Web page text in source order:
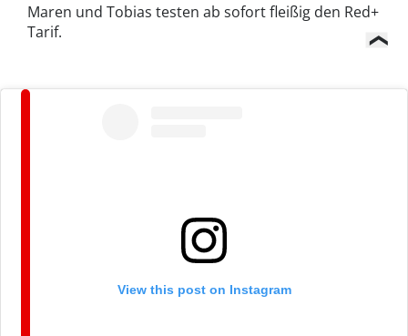
Maren und Tobias testen ab sofort fleißig den Red+
Tarif.
View this post on Instagram